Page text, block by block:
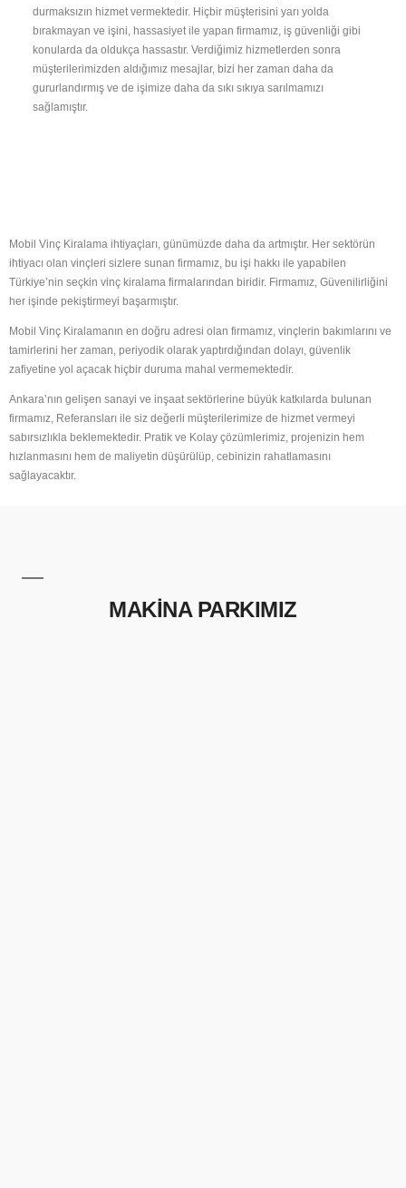
durmaksızın hizmet vermektedir. Hiçbir müşterisini yarı yolda
bırakmayan ve işini, hassasiyet ile yapan firmamız, iş güvenliği gibi
konularda da oldukça hassastır. Verdiğimiz hizmetlerden sonra
müşterilerimizden aldığımız mesajlar, bizi her zaman daha da
gururlandırmış ve de işimize daha da sıkı sıkıya sarılmamızı
sağlamıştır.
Mobil Vinç Kiralama ihtiyaçları, günümüzde daha da artmıştır. Her sektörün
ihtiyacı olan vinçleri sizlere sunan firmamız, bu işi hakkı ile yapabilen
Türkiye’nin seçkin vinç kiralama firmalarından biridir. Firmamız, Güvenilirliğini
her işinde pekiştirmeyi başarmıştır.
Mobil Vinç Kiralamanın en doğru adresi olan firmamız, vinçlerin bakımlarını ve
tamirlerini her zaman, periyodik olarak yaptırdığından dolayı, güvenlik
zafiyetine yol açacak hiçbir duruma mahal vermemektedir.
Ankara’nın gelişen sanayi ve inşaat sektörlerine büyük katkılarda bulunan
firmamız, Referansları ile siz değerli müşterilerimize de hizmet vermeyi
sabırsızlıkla beklemektedir. Pratik ve Kolay çözümlerimiz, projenizin hem
hızlanmasını hem de maliyetin düşürülüp, cebinizin rahatlamasını
sağlayacaktır.
MAKİNA PARKIMIZ